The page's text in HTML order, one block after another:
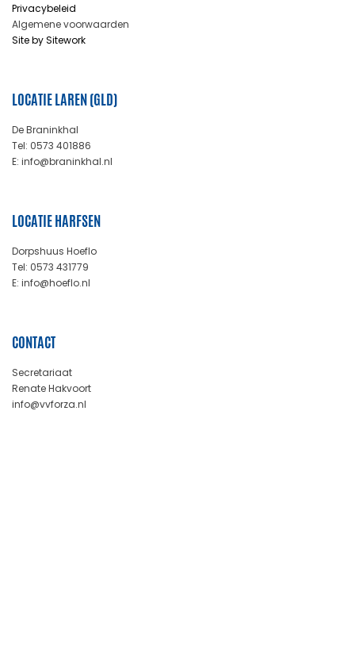
Privacybeleid
Algemene voorwaarden
Site by Sitework
LOCATIE LAREN (GLD)
De Braninkhal
Tel: 0573 401886
E: info@braninkhal.nl
LOCATIE HARFSEN
Dorpshuus Hoeflo
Tel: 0573 431779
E: info@hoeflo.nl
CONTACT
Secretariaat
Renate Hakvoort
info@vvforza.nl